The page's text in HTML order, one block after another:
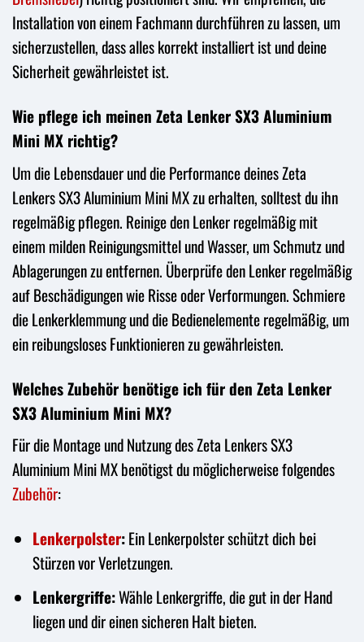
Installation von einem Fachmann durchführen zu lassen, um
sicherzustellen, dass alles korrekt installiert ist und deine
Sicherheit gewährleistet ist.
Wie pflege ich meinen Zeta Lenker SX3 Aluminium
Mini MX richtig?
Um die Lebensdauer und die Performance deines Zeta
Lenkers SX3 Aluminium Mini MX zu erhalten, solltest du ihn
regelmäßig pflegen. Reinige den Lenker regelmäßig mit
einem milden Reinigungsmittel und Wasser, um Schmutz und
Ablagerungen zu entfernen. Überprüfe den Lenker regelmäßig
auf Beschädigungen wie Risse oder Verformungen. Schmiere
die Lenkerklemmung und die Bedienelemente regelmäßig, um
ein reibungsloses Funktionieren zu gewährleisten.
Welches Zubehör benötige ich für den Zeta Lenker
SX3 Aluminium Mini MX?
Für die Montage und Nutzung des Zeta Lenkers SX3
Aluminium Mini MX benötigst du möglicherweise folgendes
Zubehör:
Lenkerpolster:Ein Lenkerpolster schützt dich bei
Stürzen vor Verletzungen.
Lenkergriffe:Wähle Lenkergriffe, die gut in der Hand
liegen und dir einen sicheren Halt bieten.